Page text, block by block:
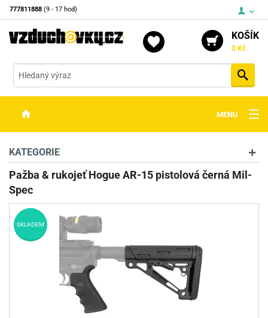
777811888 (9 - 17 hod)
KOŠÍK
0 Kč
MENU
OPTIKA
STŘELIVO
PŘÍSLUŠENSTVÍ
DETEKTORY KOVŮ
KATEGORIE
Pažba & rukojeť Hogue AR-15 pistolová černá Mil-
Spec
SKLADEM